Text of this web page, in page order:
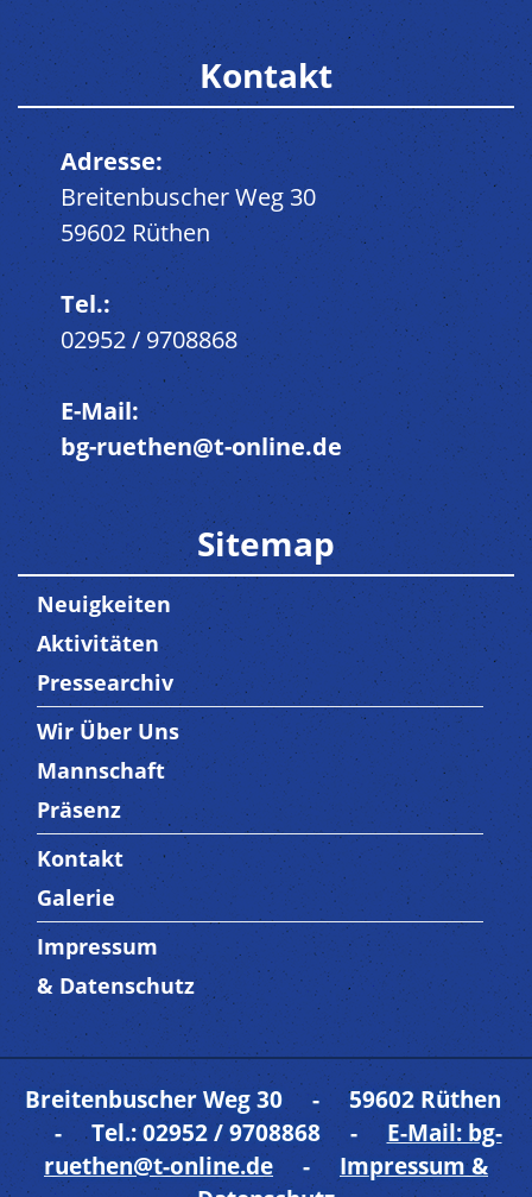
Kontakt
Adresse:
Breitenbuscher Weg 30
59602 Rüthen
Tel.:
02952 / 9708868
E-Mail:
bg-ruethen@t-online.de
Sitemap
Neuigkeiten
Aktivitäten
Pressearchiv
Trenner3
Wir Über Uns
Mannschaft
Präsenz
Trenner4
Kontakt
Galerie
Trenner 5
Impressum
& Datenschutz
Breitenbuscher Weg 30 - 59602 Rüthen
- Tel.: 02952 / 9708868 - E-Mail: bg-
ruethen@t-online.de- Impressum &